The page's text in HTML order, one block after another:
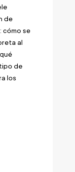
de
cómo se
al
de
los